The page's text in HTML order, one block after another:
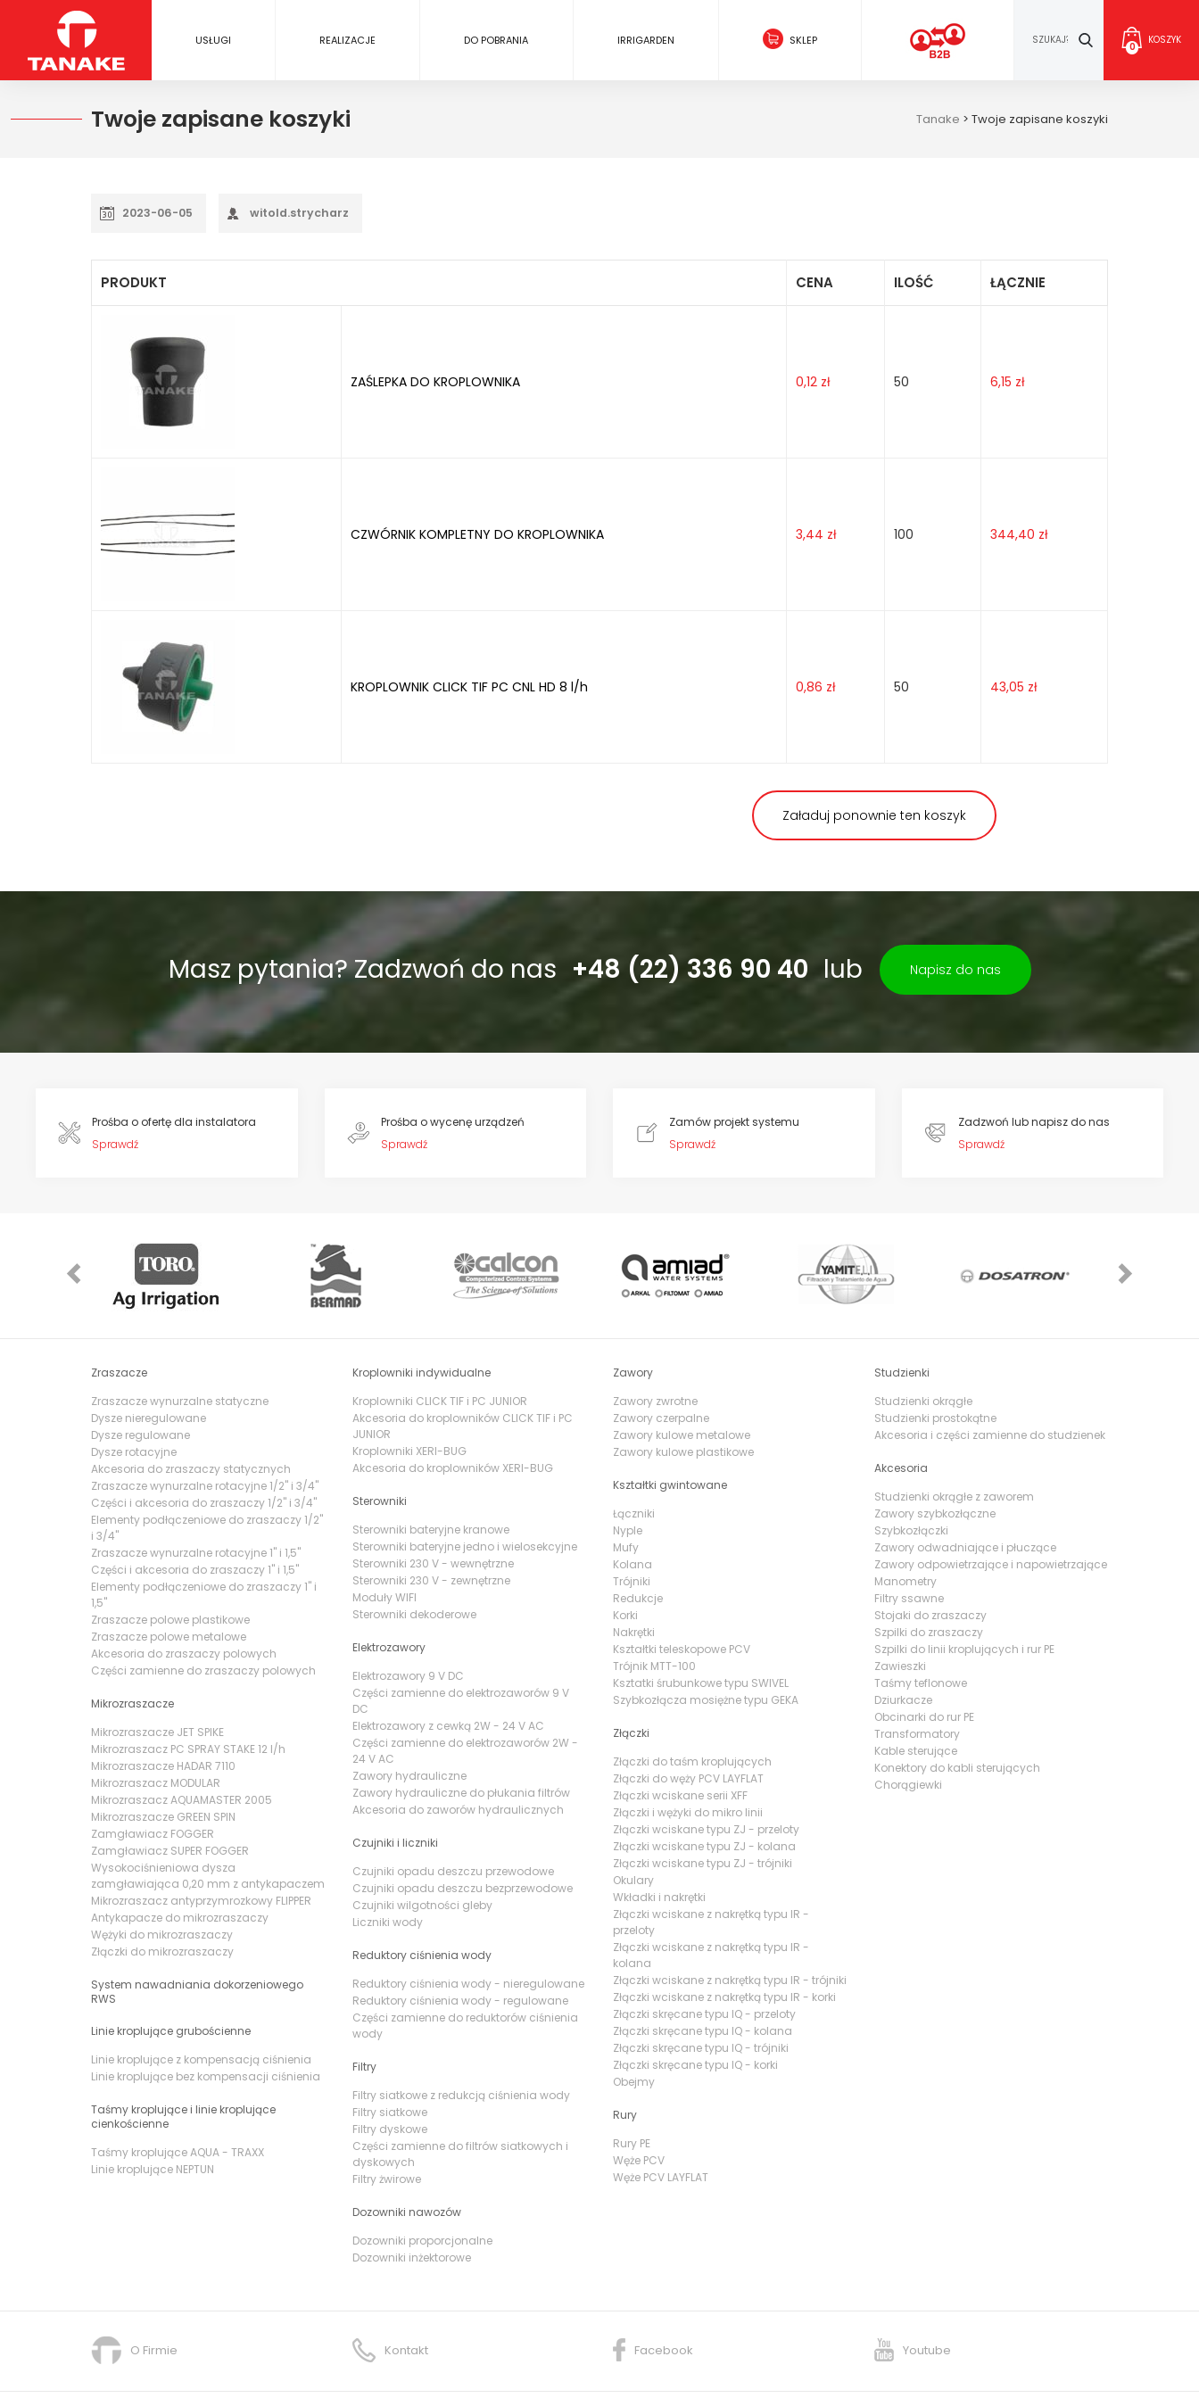
USŁUGI REALIZACJE DO POBRANIA IRRIGARDEN SKLEP 0
KOSZYK
Twoje zapisane koszyki Tanake > Twoje zapisane koszyki
2023-06-05 witold.strycharz
PRODUKT CENA ILOŚĆ ŁĄCZNIE
ZAŚLEPKA DO KROPLOWNIKA 0,12 zł 50 6,15 zł
CZWÓRNIK KOMPLETNY DO KROPLOWNIKA 3,44 zł 100 344,40 zł
KROPLOWNIK CLICK TIF PC CNL HD 8 l/h 0,86 zł 50 43,05 zł
Załaduj ponownie ten koszyk
Masz pytania? Zadzwoń do nas +48 (22) 336 90 40 lub Napisz do nas
Prośba o ofertę dla instalatora
Sprawdź
Prośba o wycenę urządzeń
Sprawdź
Zamów projekt systemu
Sprawdź
Zadzwoń lub napisz do nas
Sprawdź
Zraszacze
Zraszacze wynurzalne statyczne
Dysze nieregulowane
Dysze regulowane
Dysze rotacyjne
Akcesoria do zraszaczy statycznych
Zraszacze wynurzalne rotacyjne 1/2" i 3/4"
Części i akcesoria do zraszaczy 1/2" i 3/4"
Elementy podłączeniowe do zraszaczy 1/2"
i 3/4"
Zraszacze wynurzalne rotacyjne 1" i 1,5"
Części i akcesoria do zraszaczy 1" i 1,5"
Elementy podłączeniowe do zraszaczy 1" i
1,5"
Zraszacze polowe plastikowe
Zraszacze polowe metalowe
Akcesoria do zraszaczy polowych
Części zamienne do zraszaczy polowych
Mikrozraszacze
Mikrozraszacze JET SPIKE
Mikrozraszacz PC SPRAY STAKE 12 l/h
Mikrozraszacze HADAR 7110
Mikrozraszacz MODULAR
Mikrozraszacz AQUAMASTER 2005
Mikrozraszacze GREEN SPIN
Zamgławiacz FOGGER
Zamgławiacz SUPER FOGGER
Wysokociśnieniowa dysza
zamgławiająca 0,20 mm z antykapaczem
Mikrozraszacz antyprzymrozkowy FLIPPER
Antykapacze do mikrozraszaczy
Wężyki do mikrozraszaczy
Złączki do mikrozraszaczy
System nawadniania dokorzeniowego
RWS
Linie kroplujące grubościenne
Linie kroplujące z kompensacją ciśnienia
Linie kroplujące bez kompensacji ciśnienia
Taśmy kroplujące i linie kroplujące
cienkościenne
Taśmy kroplujące AQUA - TRAXX
Linie kroplujące NEPTUN
Kroplowniki indywidualne
Kroplowniki CLICK TIF i PC JUNIOR
Akcesoria do kroplowników CLICK TIF i PC
JUNIOR
Kroplowniki XERI-BUG
Akcesoria do kroplowników XERI-BUG
Sterowniki
Sterowniki bateryjne kranowe
Sterowniki bateryjne jedno i wielosekcyjne
Sterowniki 230 V - wewnętrzne
Sterowniki 230 V - zewnętrzne
Moduły WIFI
Sterowniki dekoderowe
Elektrozawory
Elektrozawory 9 V DC
Części zamienne do elektrozaworów 9 V
DC
Elektrozawory z cewką 2W - 24 V AC
Części zamienne do elektrozaworów 2W -
24 V AC
Zawory hydrauliczne
Zawory hydrauliczne do płukania filtrów
Akcesoria do zaworów hydraulicznych
Czujniki i liczniki
Czujniki opadu deszczu przewodowe
Czujniki opadu deszczu bezprzewodowe
Czujniki wilgotności gleby
Liczniki wody
Reduktory ciśnienia wody
Reduktory ciśnienia wody - nieregulowane
Reduktory ciśnienia wody - regulowane
Części zamienne do reduktorów ciśnienia
wody
Filtry
Filtry siatkowe z redukcją ciśnienia wody
Filtry siatkowe
Filtry dyskowe
Części zamienne do filtrów siatkowych i
dyskowych
Filtry żwirowe
Dozowniki nawozów
Dozowniki proporcjonalne
Dozowniki inżektorowe
Zawory
Zawory zwrotne
Zawory czerpalne
Zawory kulowe metalowe
Zawory kulowe plastikowe
Kształtki gwintowane
Łączniki
Nyple
Mufy
Kolana
Trójniki
Redukcje
Korki
Nakrętki
Kształtki teleskopowe PCV
Trójnik MTT-100
Ksztatki śrubunkowe typu SWIVEL
Szybkozłącza mosiężne typu GEKA
Złączki
Złączki do taśm kroplujących
Złączki do węży PCV LAYFLAT
Złączki wciskane serii XFF
Złączki i wężyki do mikro linii
Złączki wciskane typu ZJ - przeloty
Złączki wciskane typu ZJ - kolana
Złączki wciskane typu ZJ - trójniki
Okulary
Wkładki i nakrętki
Złączki wciskane z nakrętką typu IR -
przeloty
Złączki wciskane z nakrętką typu IR -
kolana
Złączki wciskane z nakrętką typu IR - trójniki
Złączki wciskane z nakrętką typu IR - korki
Złączki skręcane typu IQ - przeloty
Złączki skręcane typu IQ - kolana
Złączki skręcane typu IQ - trójniki
Złączki skręcane typu IQ - korki
Obejmy
Rury
Rury PE
Węże PCV
Węże PCV LAYFLAT
Studzienki
Studzienki okrągłe
Studzienki prostokątne
Akcesoria i części zamienne do studzienek
Akcesoria
Studzienki okrągłe z zaworem
Zawory szybkozłączne
Szybkozłączki
Zawory odwadniające i płuczące
Zawory odpowietrzające i napowietrzające
Manometry
Filtry ssawne
Stojaki do zraszaczy
Szpilki do zraszaczy
Szpilki do linii kroplujących i rur PE
Zawieszki
Taśmy teflonowe
Dziurkacze
Obcinarki do rur PE
Transformatory
Kable sterujące
Konektory do kabli sterujących
Chorągiewki
O Firmie Kontakt Facebook Youtube